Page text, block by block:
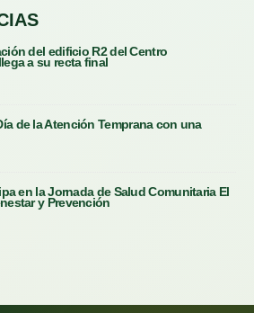
del edificio R2 del Centro
a su recta final
de la Atención Temprana con una
en la Jornada de Salud Comunitaria El
y Prevención